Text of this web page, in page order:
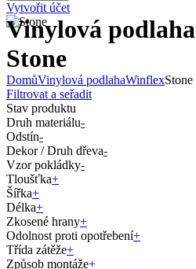
Vytvořit účet
Vinylová
Stone
DomůVinylová podlahaWinflexStone
Filtrovat a seřadit
Stav produktu
Druh materiálu-
Odstín-
Dekor / Druh dřeva-
Vzor pokládky-
Tloušťka+
Šířka+
Délka+
Zkosené hrany+
Odolnost proti opotřebení+
Třída zátěže+
Způsob montáže+